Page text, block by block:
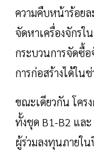
ความคืบหน้าร้อย
จัดหาเครื่องจักร
กระบวนการจัดซื้อ
การก่อสร้างได้ใน
ขณะเดียวกัน โคร
ทั้งชุด B1-B2 แล
ผู้ร่วมลงทุนภายใ